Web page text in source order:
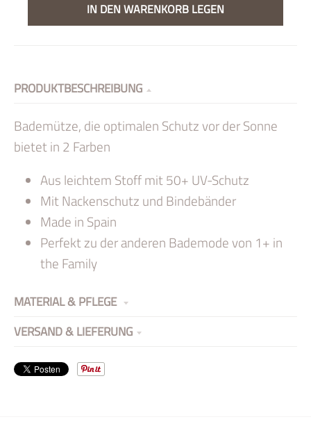
IN DEN WARENKORB LEGEN
PRODUKTBESCHREIBUNG
Bademütze, die optimalen Schutz vor der Sonne
bietet in 2 Farben
Aus leichtem Stoff mit 50+ UV-Schutz
Mit Nackenschutz und Bindebänder
Made in Spain
Perfekt zu der anderen Bademode von 1+ in
the Family
MATERIAL & PFLEGE
VERSAND & LIEFERUNG